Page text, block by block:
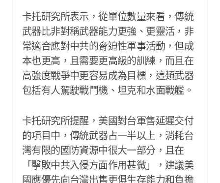
卡托研究所表示，從單位數量來看，傳統
武器比非對稱武器能力更強、更靈活，非
常適合應對中共的脅迫性軍事活動，但成
本也更高，且需要更高級的訓練，而且在
高強度戰爭中更容易成為目標，這類武器
包括有人駕駛戰鬥機、坦克和水面戰艦。
卡托研究所提醒，美國對台軍售延遲交付
的項目中，傳統武器占一半以上，消耗台
灣有限的國防資源中很大一部分，且在
「擊敗中共入侵方面作用甚微」，建議美
國應優先向台灣出售更俱生存能力和負擔